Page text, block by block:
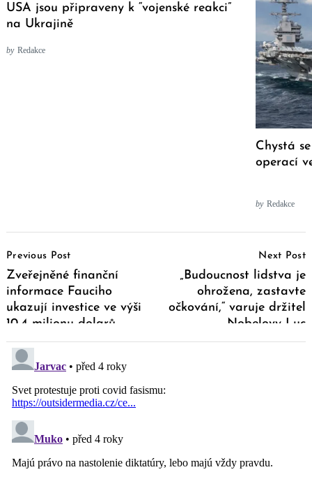
USA jsou připraveny k “vojenské reakci”
na Ukrajině
by Redakce
Chystá
operací
by Redakce
Navigation
Previous Post
Zveřejněné finanční
informace Fauciho
ukazují investice ve výši
10,4 milionu dolarů
Next Post
„Budoucnost lidstva je
ohrožena, zastavte
očkování,“ varuje držitel
Nobelovy Luc
Montagnier